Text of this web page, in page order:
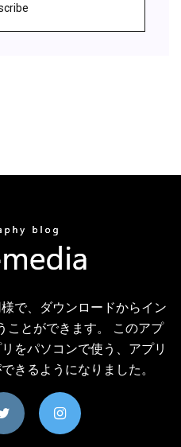
で、ダウンロードからイン
ことができます。 このアプ
をパソコンで使う、アプリ
きるようになりました。